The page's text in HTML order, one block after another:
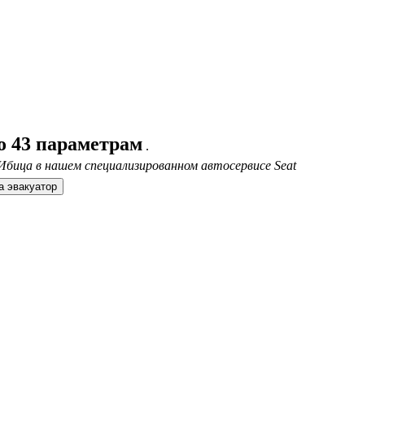
параметрам .
в нашем специализированном автосервисе Seat
заявка на эвакуатор